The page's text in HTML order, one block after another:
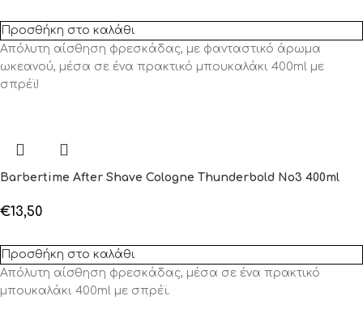
Προσθήκη στο καλάθι
Απόλυτη αίσθηση φρεσκάδας, με φανταστικό άρωμα
ωκεανού, μέσα σε ένα πρακτικό μπουκαλάκι 400ml με
σπρέϊ!
Barbertime After Shave Cologne Thunderbold No3 400ml
€13,50
Προσθήκη στο καλάθι
Απόλυτη αίσθηση φρεσκάδας, μέσα σε ένα πρακτικό
μπουκαλάκι 400ml με σπρέϊ.